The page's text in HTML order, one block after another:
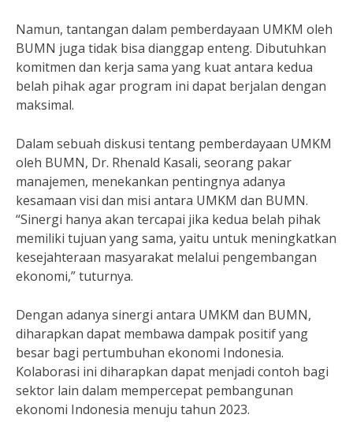
Namun, tantangan dalam pemberdayaan UMKM oleh
BUMN juga tidak bisa dianggap enteng. Dibutuhkan
komitmen dan kerja sama yang kuat antara kedua
belah pihak agar program ini dapat berjalan dengan
maksimal.
Dalam sebuah diskusi tentang pemberdayaan UMKM
oleh BUMN, Dr. Rhenald Kasali, seorang pakar
manajemen, menekankan pentingnya adanya
kesamaan visi dan misi antara UMKM dan BUMN.
“Sinergi hanya akan tercapai jika kedua belah pihak
memiliki tujuan yang sama, yaitu untuk meningkatkan
kesejahteraan masyarakat melalui pengembangan
ekonomi,” tuturnya.
Dengan adanya sinergi antara UMKM dan BUMN,
diharapkan dapat membawa dampak positif yang
besar bagi pertumbuhan ekonomi Indonesia.
Kolaborasi ini diharapkan dapat menjadi contoh bagi
sektor lain dalam mempercepat pembangunan
ekonomi Indonesia menuju tahun 2023.